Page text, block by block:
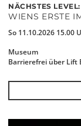
NÄCHSTES
WIENS ERSTE
So 11.10.2026 15.00
Museum
Barrierefrei über Lift